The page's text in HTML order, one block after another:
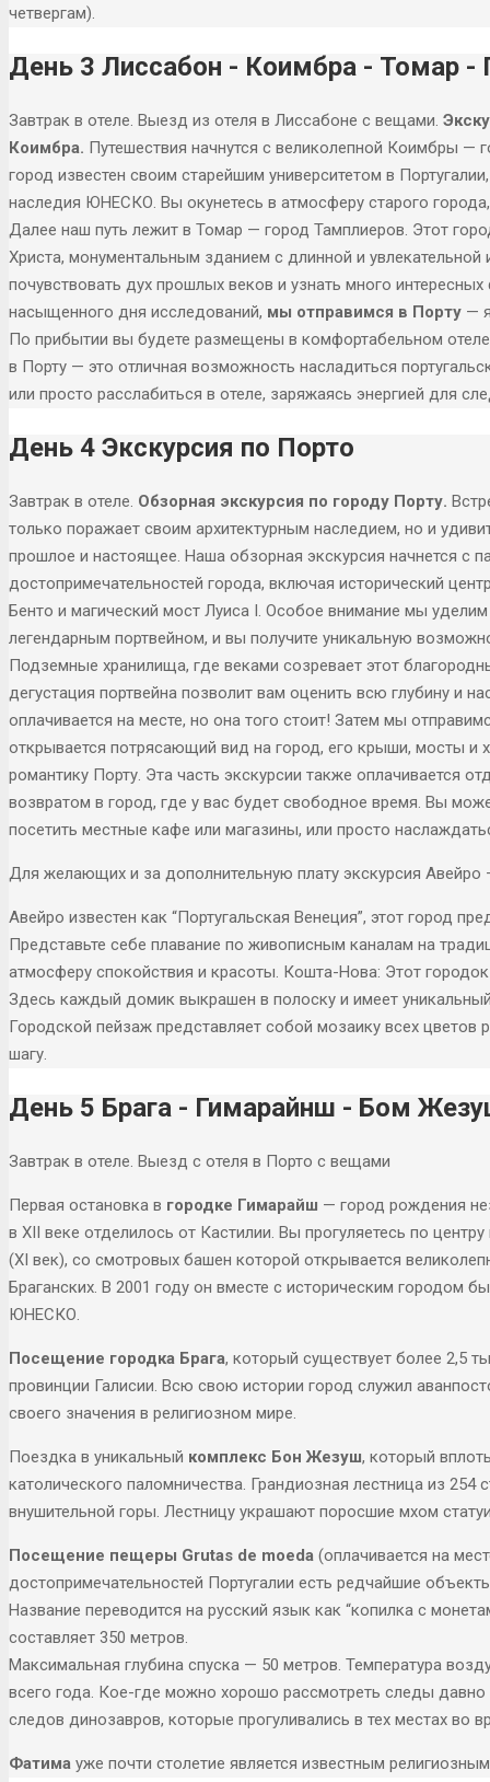
четвергам).
День 3 Лиссабон - Коимбра - Томар -
Завтрак в отеле. Выезд из отеля в Лиссабоне с вещами.
Коимбра. Путешествия начнутся с великолепной Коимбры —
город известен своим старейшим университетом в
наследия ЮНЕСКО. Вы окунетесь в атмосферу старого
Далее наш путь лежит в Томар — город Тамплиеров. Этот
Христа, монументальным зданием с длинной и
почувствовать дух прошлых веков и узнать много
насыщенного дня исследований, мы отправимся в Порту —
По прибытии вы будете размещены в комфортабельном
в Порту — это отличная возможность насладиться
или просто расслабиться в отеле, заряжаясь энергией для
День 4 Экскурсия по Порто
Завтрак в отеле. Обзорная экскурсия по городу Порту.
только поражает своим архитектурным наследием, но и
прошлое и настоящее. Наша обзорная экскурсия начнется с
достопримечательностей города, включая исторический
Бенто и магический мост Луиса I. Особое внимание мы
легендарным портвейном, и вы получите уникальную
Подземные хранилища, где веками созревает этот
дегустация портвейна позволит вам оценить всю глубину и
оплачивается на месте, но она того стоит! Затем мы
открывается потрясающий вид на город, его крыши, мосты
романтику Порту. Эта часть экскурсии также оплачивается
возвратом в город, где у вас будет свободное время. Вы
посетить местные кафе или магазины, или просто
Для желающих и за дополнительную плату экскурсия
Авейро известен как “Португальская Венеция”, этот город
Представьте себе плавание по живописным каналам на
атмосферу спокойствия и красоты. Кошта-Нова: Этот
Здесь каждый домик выкрашен в полоску и имеет
Городской пейзаж представляет собой мозаику всех цветов
шагу.
День 5 Брага - Гимарайнш - Бом
Завтрак в отеле. Выезд с отеля в Порто с вещами
Первая остановка в городке Гимарайш — город рождения
в XII веке отделилось от Кастилии. Вы прогуляетесь по
(XI век), со смотровых башен которой открывается
Браганских. В 2001 году он вместе с историческим городом
ЮНЕСКО.
Посещение городка Брага, который существует более 2,5
провинции Галисии. Всю свою истории город служил
своего значения в религиозном мире.
Поездка в уникальный комплекс Бон Жезуш, который
католического паломничества. Грандиозная лестница из 254
внушительной горы. Лестницу украшают поросшие мхом
Посещение пещеры Grutas de moeda (оплачивается на
достопримечательностей Португалии есть редчайшие
Название переводится на русский язык как “копилка с
составляет 350 метров.
Максимальная глубина спуска — 50 метров. Температура
всего года. Кое-где можно хорошо рассмотреть следы
следов динозавров, которые прогуливались в тех местах во
Фатима уже почти столетие является известным